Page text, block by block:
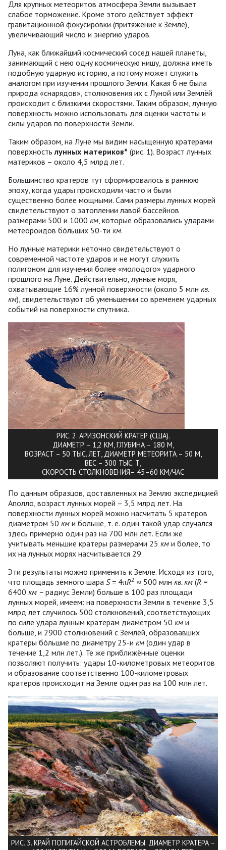
Для крупных метеоритов атмосфера Земли вызывает
слабое торможение. Кроме этого действует эффект
гравитационной фокусировки (притяжение к Земле),
увеличивающий число и энергию ударов.
Луна, как ближайший космический сосед нашей планеты,
занимающий с нею одну космическую нишу, должна иметь
подобную ударную историю, а потому может служить
аналогом при изучении прошлого Земли. Какая б не была
природа «снарядов», столкновения их с Луной или Землёй
происходит с близкими скоростями. Таким образом, лунную
поверхность можно использовать для оценки частоты и
силы ударов по поверхности Земли.
Таким образом, на Луне мы видим насыщенную кратерами
поверхностьлунных материков* (рис. 1). Возраст лунных
материков – около 4,5 млрд лет.
Большинство кратеров тут сформировалось в раннюю
эпоху, когда удары происходили часто и были
существенно более мощными. Сами размеры лунных морей
свидетельствуют о затоплении лавой бассейнов
размерами 500 и 1000 км , которые образовались ударами
метеороидов бóльших 50-ти км.
Но лунные материки неточно свидетельствуют о
современной частоте ударов и не могут служить
полигоном для изучения более «молодого» ударного
прошлого на Луне. Действительно, лунные моря,
охватывающие 16% лунной поверхности (около 5 млн кв.
км), свидетельствуют об уменьшении со временем ударных
событий на поверхности спутника.
РИС. 2. АРИЗОНСКИЙ КРАТЕР (США).
ДИАМЕТР – 1,2 КМ, ГЛУБИНА – 180 М,
ВОЗРАСТ – 50 ТЫС. ЛЕТ, ДИАМЕТР МЕТЕОРИТА – 50 М,
ВЕС – 300 ТЫС. Т,
СКОРОСТЬ СТОЛКНОВЕНИЯ– 45–60 КМ/ЧАС
По данным образцов, доставленных на Землю экспедицией
Аполло, возраст лунных морей – 3,5 млрд лет. На
поверхности лунных морей можно насчитать 5 кратеров
диаметром 50 км и больше, т. е. один такой удар случался
здесь примерно один раз на 700 млн лет. Если же
учитывать меньшие кратеры размерами 25 км и более, то
их на лунных морях насчитывается 29.
Эти результаты можно применить к Земле. Исходя из того,
что площадь земного шара S = 4πR2 ≈ 500 млн кв. км (R =
6400 км – радиус Земли) больше в 100 раз площади
лунных морей, имеем: на поверхности Земли в течение 3,5
млрд лет случилось 500 столкновений, соответствующих
по силе удара лунным кратерам диаметром 50 км и
больше, и 2900 столкновений с Землёй, образовавших
кратеры бóльшие по диаметру 25-и км (один удар в
течение 1,2 млн лет.). Те же приближённые оценки
позволяют получить: удары 10-километровых метеоритов
и образование соответственно 100-километровых
кратеров происходит на Земле один раз на 100 млн лет.
РИС. 3. КРАЙ ПОПИГАЙСКОЙ АСТРОБЛЕМЫ. ДИАМЕТР КРАТЕРА –